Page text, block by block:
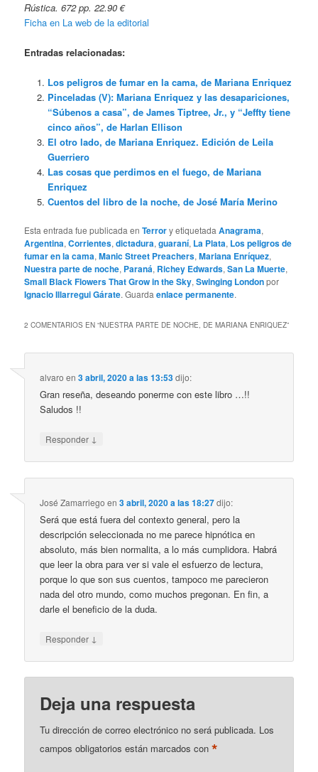
Rústica. 672 pp. 22.90 €
Ficha en La web de la editorial
Entradas relacionadas:
Los peligros de fumar en la cama, de Mariana Enriquez
Pinceladas (V): Mariana Enriquez y las desapariciones,
“Súbenos a casa”, de James Tiptree, Jr., y “Jeffty tiene
cinco años”, de Harlan Ellison
El otro lado, de Mariana Enriquez. Edición de Leila
Guerriero
Las cosas que perdimos en el fuego, de Mariana
Enriquez
Cuentos del libro de la noche, de José María Merino
Esta entrada fue publicada enTerrory etiquetadaAnagrama,
Argentina,Corrientes,dictadura,guaraní, La Plata, Los peligros de
fumar en la cama,Manic Street Preachers,Mariana Enríquez,
Nuestra parte de noche, Paraná, Richey Edwards,San La Muerte,
Small Black Flowers That Grow in the Sky,Swinging Londonpor
Ignacio Illarregui Gárate. Guardaenlace permanente.
2 COMENTARIOS EN “NUESTRA PARTE DE NOCHE, DE MARIANA ENRIQUEZ”
alvaro en3 abril, 2020 a las 13:53dijo:
Gran reseña, deseando ponerme con este libro …!!
Saludos !!
Responder ↓
José Zamarriego en3 abril, 2020 a las 18:27dijo:
Será que está fuera del contexto general, pero la
descripción seleccionada no me parece hipnótica en
absoluto, más bien normalita, a lo más cumplidora. Habrá
que leer la obra para ver si vale el esfuerzo de lectura,
porque lo que son sus cuentos, tampoco me parecieron
nada del otro mundo, como muchos pregonan. En fin, a
darle el beneficio de la duda.
Responder ↓
Deja una respuesta
Tu dirección de correo electrónico no será publicada. Los
campos obligatorios están marcados con*